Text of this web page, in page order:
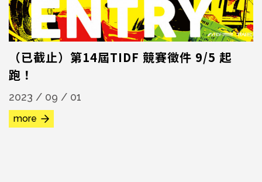
（已截止）第14屆TIDF 競賽徵件 9/5 起
跑！
2023 / 09 / 01
more